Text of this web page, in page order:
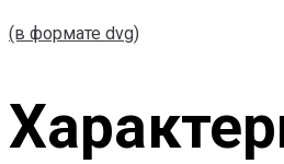
(в формате dvg)